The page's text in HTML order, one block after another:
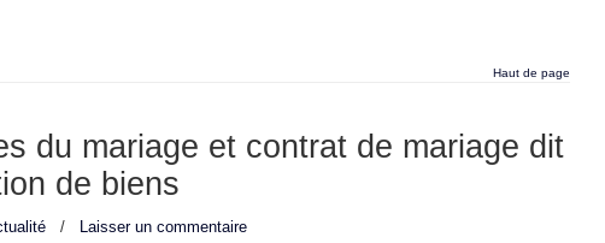
Haut de page
du mariage et contrat de mariage dit
de biens
/ Laisser un commentaire